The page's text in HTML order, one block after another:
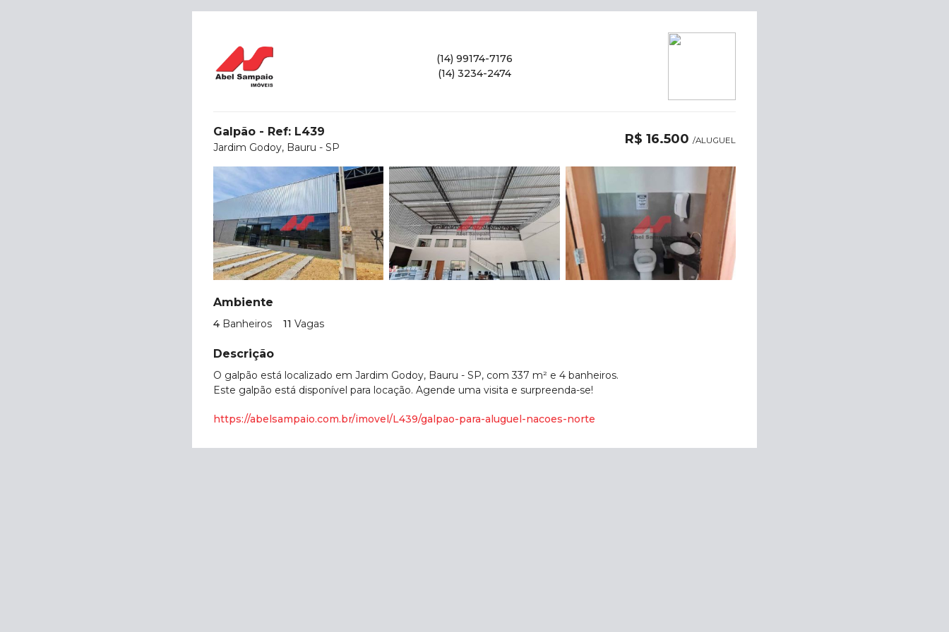
(14) 99174-7176
(14) 3234-2474
Galpão - Ref: L439
Jardim Godoy, Bauru - SP
R$ 16.500 /ALUGUEL
Ambiente
4 Banheiros 11 Vagas
Descrição
O galpão está localizado em Jardim Godoy, Bauru - SP, com 337 m² e 4 banheiros.
Este galpão está disponível para locação. Agende uma visita e surpreenda-se!
https://abelsampaio.com.br/imovel/L439/galpao-para-aluguel-nacoes-norte